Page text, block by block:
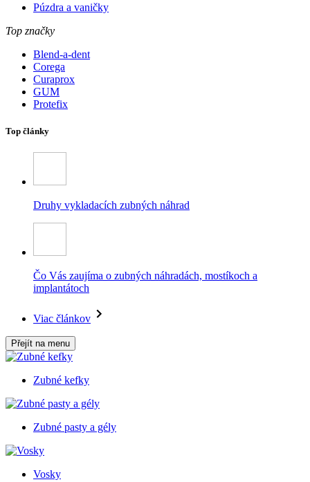
Púzdra a vaničky
Top značky
Blend-a-dent
Corega
Curaprox
GUM
Protefix
Top články
Druhy vykladacích zubných náhrad
Čo Vás zaujíma o zubných náhradách, mostíkoch a
implantátoch
Viac článkov
Přejít na menu
Zubné kefky
Zubné pasty a gély
Vosky